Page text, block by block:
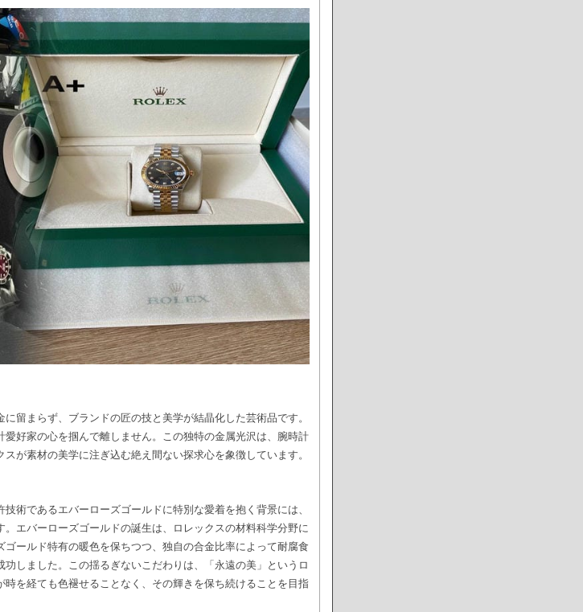
留まらず、ブランドの匠の技と美学が結晶化した芸術品です。
好家の心を掴んで離しません。この独特の金属光沢は、腕時計
が素材の美学に注ぎ込む絶え間ない探求心を象徴しています。
術であるエバーローズゴールドに特別な愛着を抱く背景には、
エバーローズゴールドの誕生は、ロレックスの材料科学分野に
ールド特有の暖色を保ちつつ、独自の合金比率によって耐腐食
しました。この揺るぎないこだわりは、「永遠の美」というロ
を経ても色褪せることなく、その輝きを保ち続けることを目指